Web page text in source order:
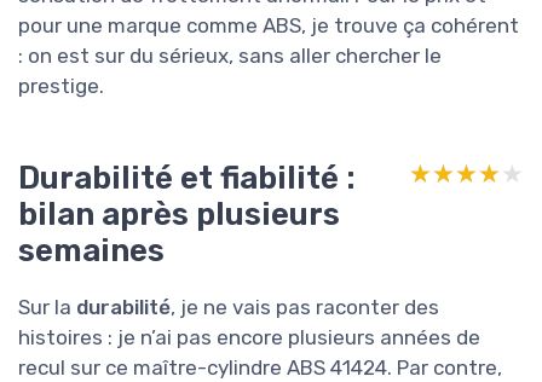
pour une marque comme ABS, je trouve ça cohérent
: on est sur du sérieux, sans aller chercher le
prestige.
Durabilité et fiabilité :
bilan après plusieurs
semaines
★★★★★
★★★★★
Sur la durabilité, je ne vais pas raconter des
histoires : je n’ai pas encore plusieurs années de
recul sur ce maître-cylindre ABS 41424. Par contre,